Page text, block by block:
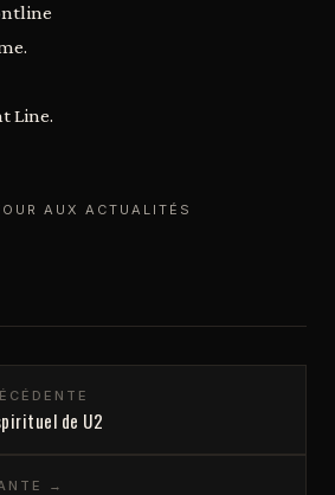
Line.
AUX ACTUALITÉS
de U2
→